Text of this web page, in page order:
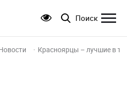
Поиск
Красноярцы – лучшие в